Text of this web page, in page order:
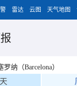
雷达 云图 天气地图
纳（Barcelona）